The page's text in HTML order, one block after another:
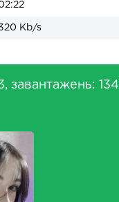
Kb/s
завантажень: 134